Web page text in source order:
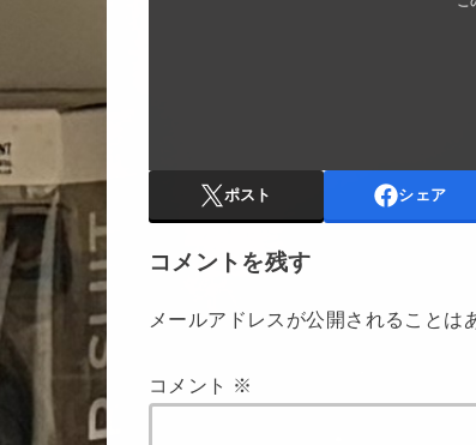
ポスト シェア
コメントを残す
メールアドレスが公開されることは
コメント ※